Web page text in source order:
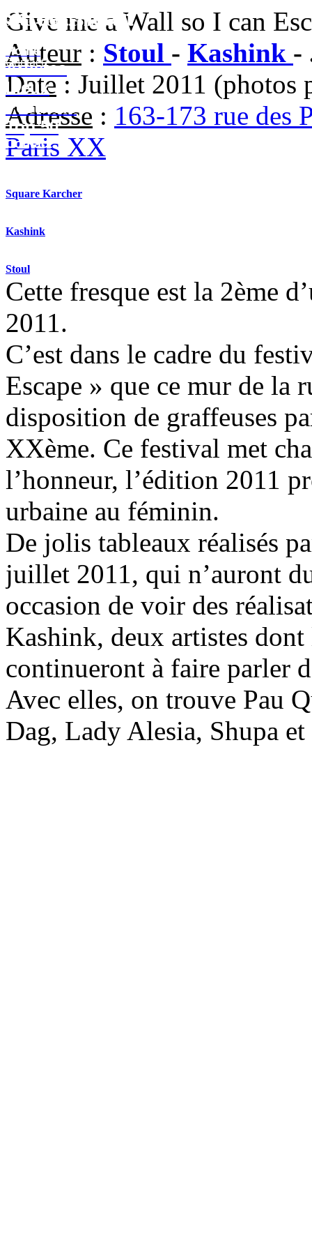
street-heart.com
Contact
Street-Heart
Home
Artistes
Lieux
Festivals
Top 50
Contact
Give me a Wall so I can
Auteur : Stoul - Kashink -
Date: Juillet 2011 (photos
Adresse : 163-173 rue des
Paris XX
Square Karcher
Kashink
Stoul
Cette fresque est la 2ème
2011.
C’est dans le cadre du
Escape » que ce mur de la
disposition de graffeuses
XXème. Ce festival met
l’honneur, l’édition 2011
urbaine au féminin.
De jolis tableaux réalisés
juillet 2011, qui n’auront
occasion de voir des
Kashink, deux artistes
continueront à faire parler
Avec elles, on trouve Pau
Dag, Lady Alesia, Shupa et